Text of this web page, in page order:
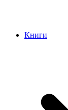
Книги